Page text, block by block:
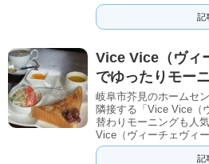
記
Vice Vice（ヴィ
でゆったりモー
岐阜市芥見のホームセ
隣接する「Vice Vice（
替わりモーニングも人
Vice（ヴィーチェヴィー
記